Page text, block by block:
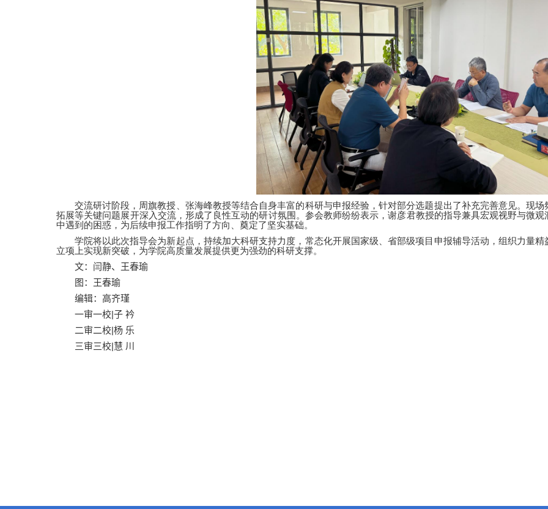
交流研讨阶段，周旗教授、张海峰教授等结合自身丰富的科研与申报经验，针对部分选题提出了补充完善意见。现
拓展等关键问题展开深入交流，形成了良性互动的研讨氛围。参会教师纷纷表示，谢彦君教授的指导兼具宏观视野与微
中遇到的困惑，为后续申报工作指明了方向、奠定了坚实基础。
学院将以此次指导会为新起点，持续加大科研支持力度，常态化开展国家级、省部级项目申报辅导活动，组织力量
立项上实现新突破，为学院高质量发展提供更为强劲的科研支撑。
文：闫静、王春瑜
图：王春瑜
编辑：高齐瑾
一审一校|子 衿
二审二校|杨 乐
三审三校|慧 川